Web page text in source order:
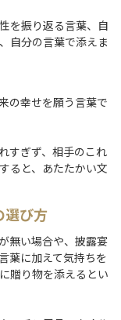
を振り返る言葉、自
自分の言葉で添えま
の幸せを願う言葉で
すぎず、相手のこれ
ると、あたたかい文
選び方
無い場合や、披露宴
葉に加えて気持ちを
贈り物を添えるとい